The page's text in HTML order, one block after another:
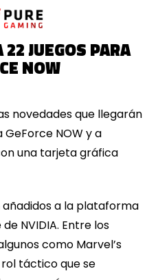
JUEGOS PARA
NOW
novedades que llegarán
NOW y a
una tarjeta gráfica
añadidos a la plataforma
NVIDIA. Entre los
como Marvel’s
rol táctico que se